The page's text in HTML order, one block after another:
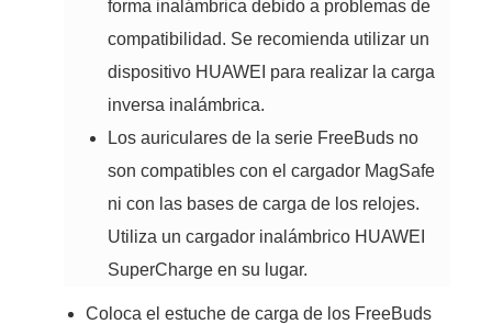
forma inalámbrica debido a problemas de
compatibilidad. Se recomienda utilizar un
dispositivo HUAWEI para realizar la carga
inversa inalámbrica.
Los auriculares de la serie FreeBuds no
son compatibles con el cargador MagSafe
ni con las bases de carga de los relojes.
Utiliza un cargador inalámbrico HUAWEI
SuperCharge en su lugar.
Coloca el estuche de carga de los FreeBuds